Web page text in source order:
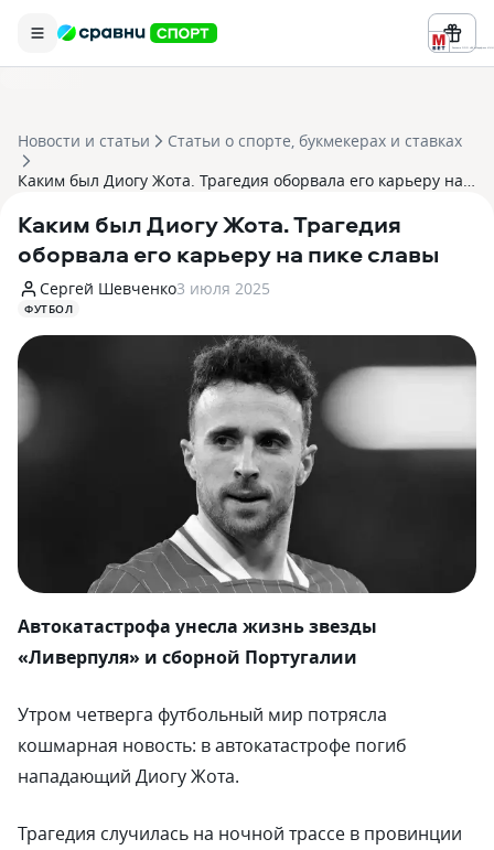
Реклама ООО «БК «Марафон» ИНН
Новости и статьи
Статьи о спорте, букмекерах и ставках
Каким был Диогу Жота. Трагедия оборвала его карьеру на пике славы
Каким был Диогу Жота. Трагедия
оборвала его карьеру на пике славы
Сергей Шевченко3 июля 2025
ФУТБОЛ
Автокатастрофа унесла жизнь звезды
«Ливерпуля» и сборной Португалии
Утром четверга футбольный мир потрясла
кошмарная новость: в автокатастрофе погиб
нападающий Диогу Жота.
Трагедия случилась на ночной трассе в провинции